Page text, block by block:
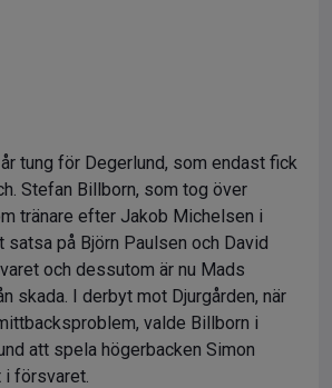
tung för Degerlund, som endast fick
Stefan Billborn, som tog över
tränare efter Jakob Michelsen i
satsa på Björn Paulsen och David
och dessutom är nu Mads
skada. I derbyt mot Djurgården, när
valde Billborn i
att spela högerbacken Simon
i försvaret.